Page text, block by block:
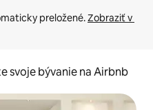
preložené. Zobraziť v
svoje bývanie na Airbnb